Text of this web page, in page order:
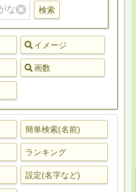
検索
イメージ
画数
簡単検索(名前)
ランキング
設定(名字など)